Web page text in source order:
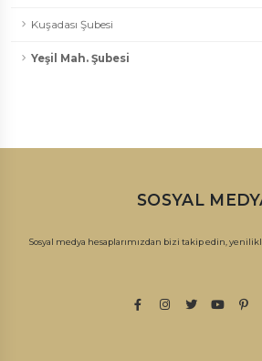
Kuşadası Şubesi
Yeşil Mah. Şubesi
SOSYAL
Sosyal medya hesaplarımızdan bizi takip edin,